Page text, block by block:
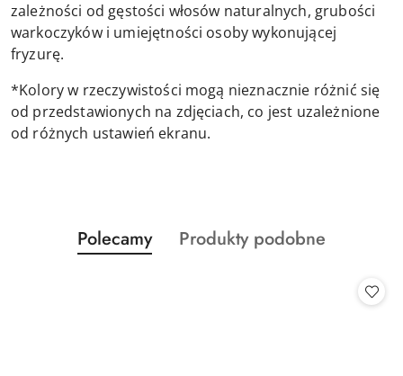
zależności od gęstości włosów naturalnych, grubości
warkoczyków i umiejętności osoby wykonującej
fryzurę.
*Kolory w rzeczywistości mogą nieznacznie różnić się
od przedstawionych na zdjęciach, co jest uzależnione
od różnych ustawień ekranu.
Pomiń karuzelę produktów
Produkty
o
Polecamy
Produkty
Produkty podobne